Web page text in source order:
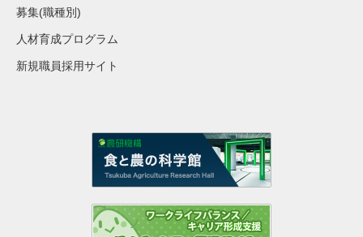
募集(職種別)
人材育成プログラム
新規職員採用サイト